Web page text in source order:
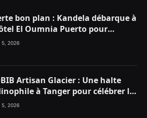
bon plan : Kandela débarque à
El Oumnia Puerto pour
le Chiringuito Malibu
5, 2026
Artisan Glacier : Une halte
à Tanger pour célébrer la
traditionnelle aux matières
5, 2026